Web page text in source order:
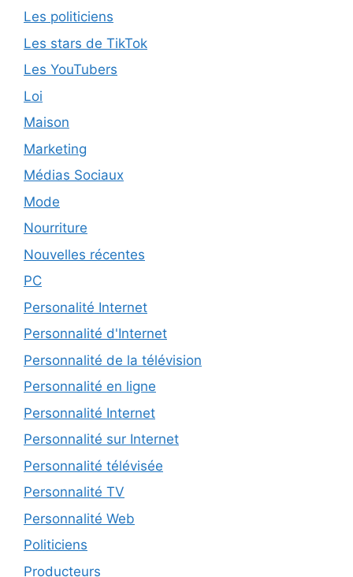
Les politiciens
Les stars de TikTok
Les YouTubers
Loi
Maison
Marketing
Médias Sociaux
Mode
Nourriture
Nouvelles récentes
PC
Personalité Internet
Personnalité d'Internet
Personnalité de la télévision
Personnalité en ligne
Personnalité Internet
Personnalité sur Internet
Personnalité télévisée
Personnalité TV
Personnalité Web
Politiciens
Producteurs